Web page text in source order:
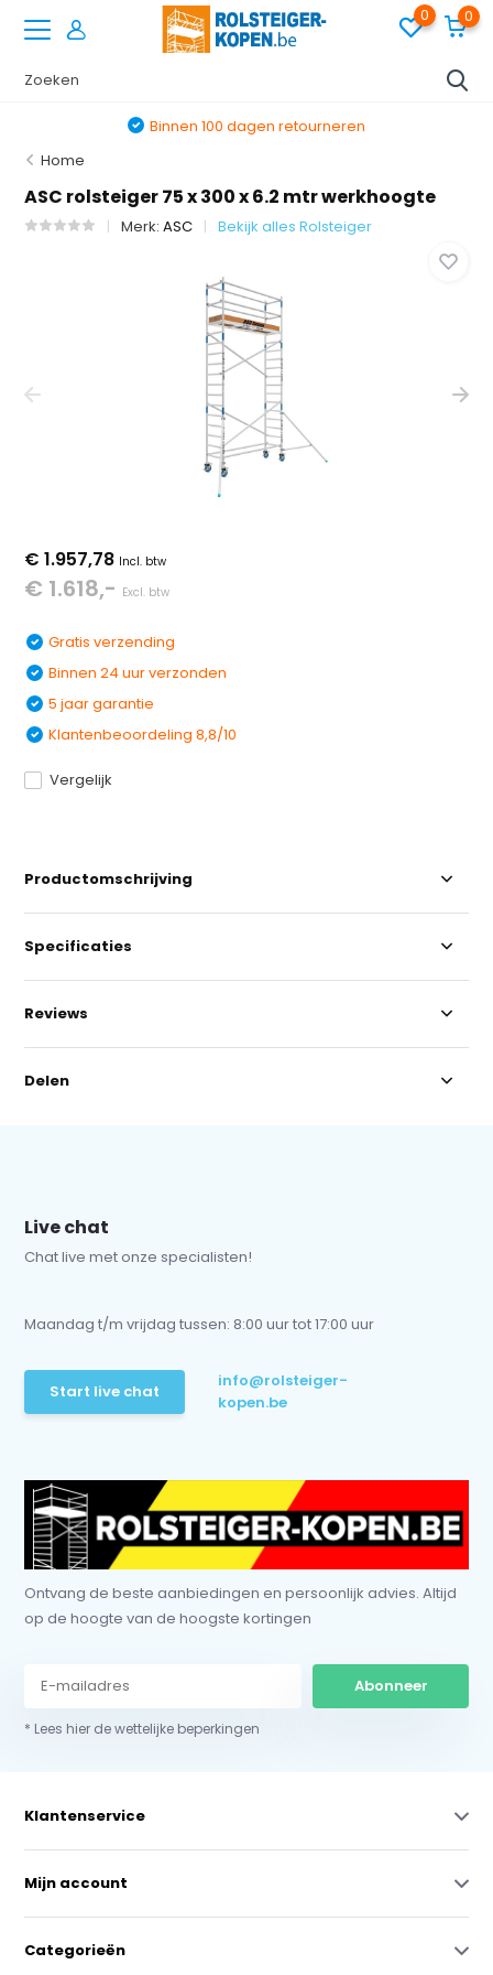
0 0
Binnen 100 dagen retourneren
Home
ASC rolsteiger 75 x 300 x 6.2 mtr werkhoogte
Merk:ASC Bekijk alles Rolsteiger
€ 1.957,78 Incl. btw
€ 1.618,- Excl. btw
Gratis verzending
Binnen 24 uur verzonden
5 jaar garantie
Klantenbeoordeling 8,8/10
Vergelijk
Productomschrijving
Specificaties
Reviews
Delen
Live chat
Chat live met onze specialisten!
Maandag t/m vrijdag tussen: 8:00 uur tot 17:00 uur
Start live chat
info@rolsteiger-
kopen.be
Ontvang de beste aanbiedingen en persoonlijk advies. Altijd
op de hoogte van de hoogste kortingen
Abonneer
* Lees hier de wettelijke beperkingen
Klantenservice
Mijn account
Categorieën